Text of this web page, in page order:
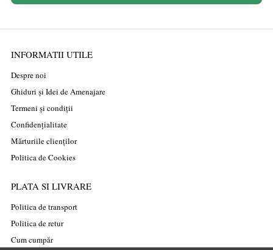
INFORMATII UTILE
Despre noi
Ghiduri și Idei de Amenajare
Termeni și condiții
Confidențialitate
Mărturiile clienților
Politica de Cookies
PLATA SI LIVRARE
Politica de transport
Politica de retur
Cum cumpăr